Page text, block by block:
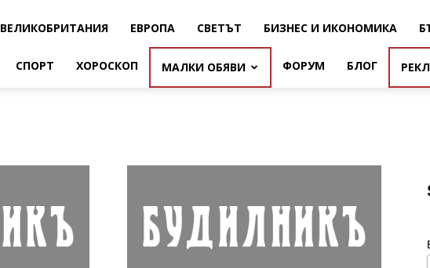
ВЕЛИКОБРИТАНИЯ ЕВРОПА СВЕТЪТ БИЗНЕС И ИКОНОМИКА
СПОРТ ХОРОСКОП МАЛКИ ОБЯВИ ФОРУМ БЛОГ